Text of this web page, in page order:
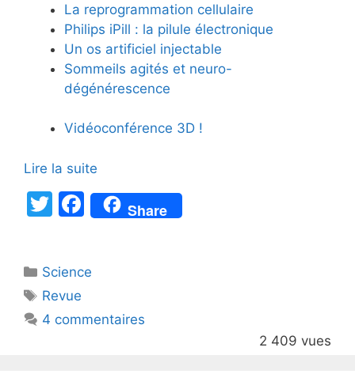
La reprogrammation cellulaire
Philips iPill : la pilule électronique
Un os artificiel injectable
Sommeils agités et neuro-
dégénérescence
Vidéoconférence 3D !
Lire la suite
T
er
F
a
e
o
Share
Catégories
Science
Étiquettes
Revue
4 commentaires
2 409 vues